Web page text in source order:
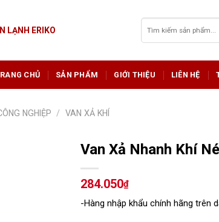
LẠNH ERIKO
kiếm:
CHỦ SẢN PHẨM GIỚI THIỆU LIÊN HỆ
NGHIỆP /
VAN XẢ KHÍ
Van Xả Nhanh Khí
284.050₫
-Hàng nhập khẩu chính hãng trên